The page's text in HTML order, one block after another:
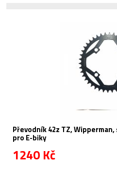
Převodník 42z TZ, Wipperman, síla
pro E-biky
1240 Kč